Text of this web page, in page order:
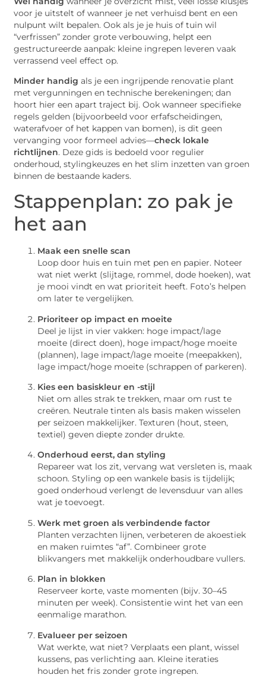
voor je uitstelt of wanneer je net verhuisd bent en een
nulpunt wilt bepalen. Ook als je je huis of tuin wil
“verfrissen” zonder grote verbouwing, helpt een
gestructureerde aanpak: kleine ingrepen leveren vaak
verrassend veel effect op.
Minder handig als je een ingrijpende renovatie plant
met vergunningen en technische berekeningen; dan
hoort hier een apart traject bij. Ook wanneer specifieke
regels gelden (bijvoorbeeld voor erfafscheidingen,
waterafvoer of het kappen van bomen), is dit geen
vervanging voor formeel advies—check lokale
richtlijnen. Deze gids is bedoeld voor regulier
onderhoud, stylingkeuzes en het slim inzetten van groen
binnen de bestaande kaders.
Stappenplan: zo pak je
het aan
Maak een snelle scan
Loop door huis en tuin met pen en papier. Noteer
wat niet werkt (slijtage, rommel, dode hoeken), wat
je mooi vindt en wat prioriteit heeft. Foto’s helpen
om later te vergelijken.
Prioriteer op impact en moeite
Deel je lijst in vier vakken: hoge impact/lage
moeite (direct doen), hoge impact/hoge moeite
(plannen), lage impact/lage moeite (meepakken),
lage impact/hoge moeite (schrappen of parkeren).
Kies een basiskleur en -stijl
Niet om alles strak te trekken, maar om rust te
creëren. Neutrale tinten als basis maken wisselen
per seizoen makkelijker. Texturen (hout, steen,
textiel) geven diepte zonder drukte.
Onderhoud eerst, dan styling
Repareer wat los zit, vervang wat versleten is, maak
schoon. Styling op een wankele basis is tijdelijk;
goed onderhoud verlengt de levensduur van alles
wat je toevoegt.
Werk met groen als verbindende factor
Planten verzachten lijnen, verbeteren de akoestiek
en maken ruimtes “af”. Combineer grote
blikvangers met makkelijk onderhoudbare vullers.
Plan in blokken
Reserveer korte, vaste momenten (bijv. 30–45
minuten per week). Consistentie wint het van een
eenmalige marathon.
Evalueer per seizoen
Wat werkte, wat niet? Verplaats een plant, wissel
kussens, pas verlichting aan. Kleine iteraties
houden het fris zonder grote ingrepen.